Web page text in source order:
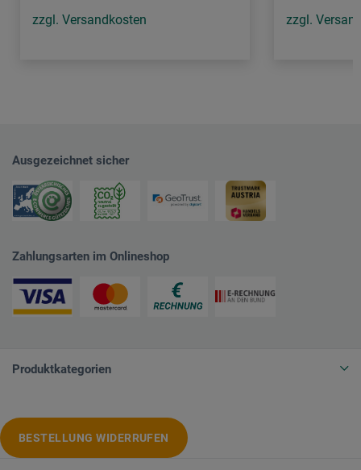
zzgl. Versandkosten zzgl.
Ausgezeichnet sicher
Zahlungsarten im Onlineshop
Produktkategorien
BESTELLUNG WIDERRUFEN